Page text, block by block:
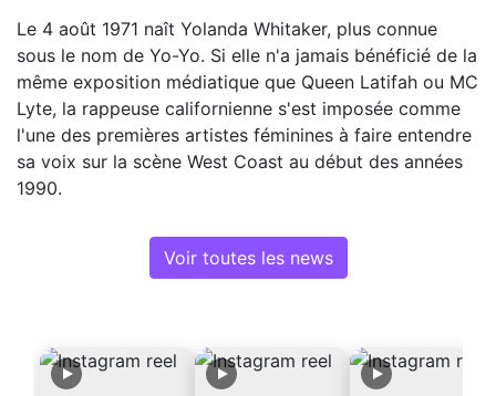
Le 4 août 1971 naît Yolanda Whitaker, plus connue
sous le nom de Yo-Yo. Si elle n'a jamais bénéficié de la
même exposition médiatique que Queen Latifah ou MC
Lyte, la rappeuse californienne s'est imposée comme
l'une des premières artistes féminines à faire entendre
sa voix sur la scène West Coast au début des années
1990.
Voir toutes les news